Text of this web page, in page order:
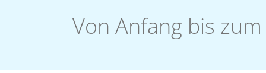
Von Anfang bis